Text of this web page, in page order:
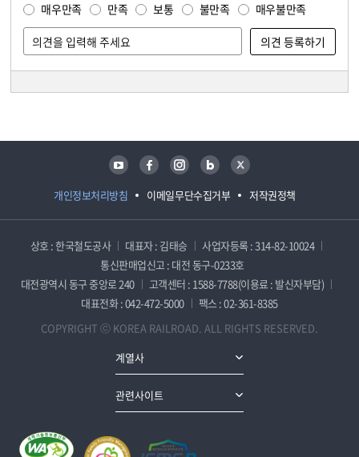
매우만족 만족 보통 불만족 매우불만족
개인정보처리방침 이메일무단수집거부 저작권정책
유튜브 페이스북 인스타그램 블로그 트위터
상호 : 한국철도공사 대표자 : 김태승
사업자등록 : 314-82-10024
통신판매업신고 : 대전 동구-0233호
대전광역시 동구 중앙로 240
고객센터 : 1588-7788(이용료 : 발신자부담)
대표전화 : 042-472-5000
팩스 : 02-361-8385
COPYRIGHT ⓒ KOREA RAILROAD. ALL RIGHTS RESERVED.
계열사
관련사이트